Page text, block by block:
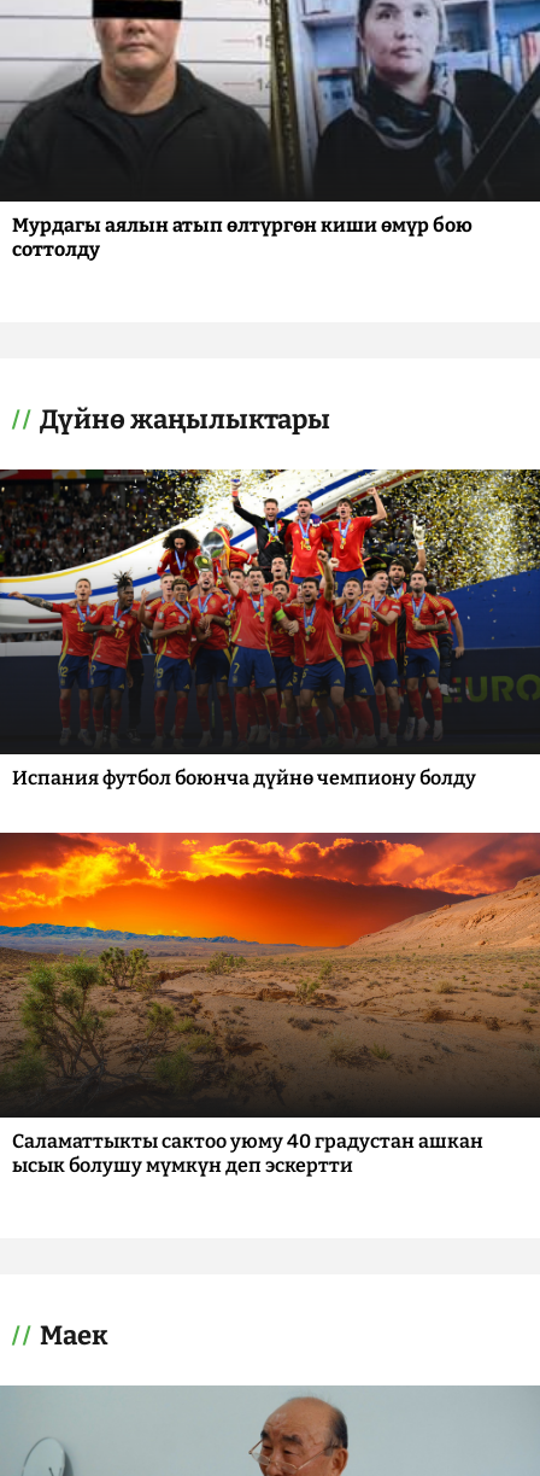
Мурдагы аялын атып өлтүргөн киши өмүр бою
соттолду
Дүйнө жаңылыктары
Испания футбол боюнча дүйнө чемпиону болду
Саламаттыкты сактоо уюму 40 градустан ашкан
ысык болушу мүмкүн деп эскертти
Маек